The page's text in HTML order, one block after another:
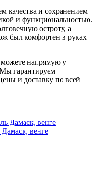
качества и сохранением
и функциональностью.
остроту, а
был комфортен в руках
напрямую у
Мы гарантируем
и доставку по всей
венге